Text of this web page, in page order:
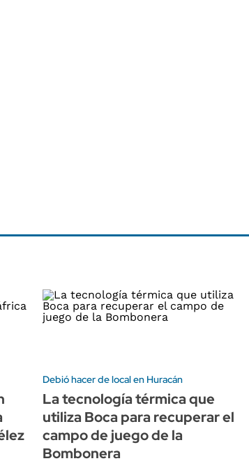
Debió hacer de local en Huracán
La tecnología térmica que
utiliza Boca para recuperar el
campo de juego de la
Bombonera